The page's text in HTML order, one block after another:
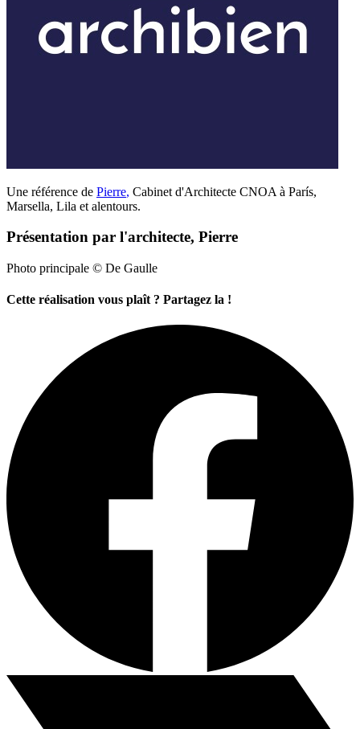
Une référence de Pierre, Cabinet d'Architecte CNOA à París,
Marsella, Lila et alentours.
Présentation par l'architecte, Pierre
Photo principale © De Gaulle
Cette réalisation vous plaît ? Partagez la !